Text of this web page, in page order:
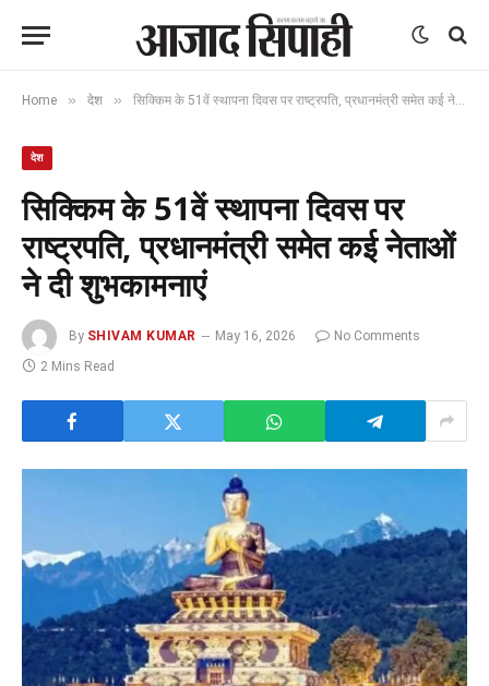
Home » देश » सिक्किम के 51वें स्थापना दिवस पर राष्ट्रपति, प्रधानमंत्री समेत कई नेताओं ने दी शुभकामनाएं
देश
सिक्किम के 51वें स्थापना दिवस पर
राष्ट्रपति, प्रधानमंत्री समेत कई नेताओं
ने दी शुभकामनाएं
By SHIVAM KUMAR May 16, 2026
No Comments
2 Mins Read